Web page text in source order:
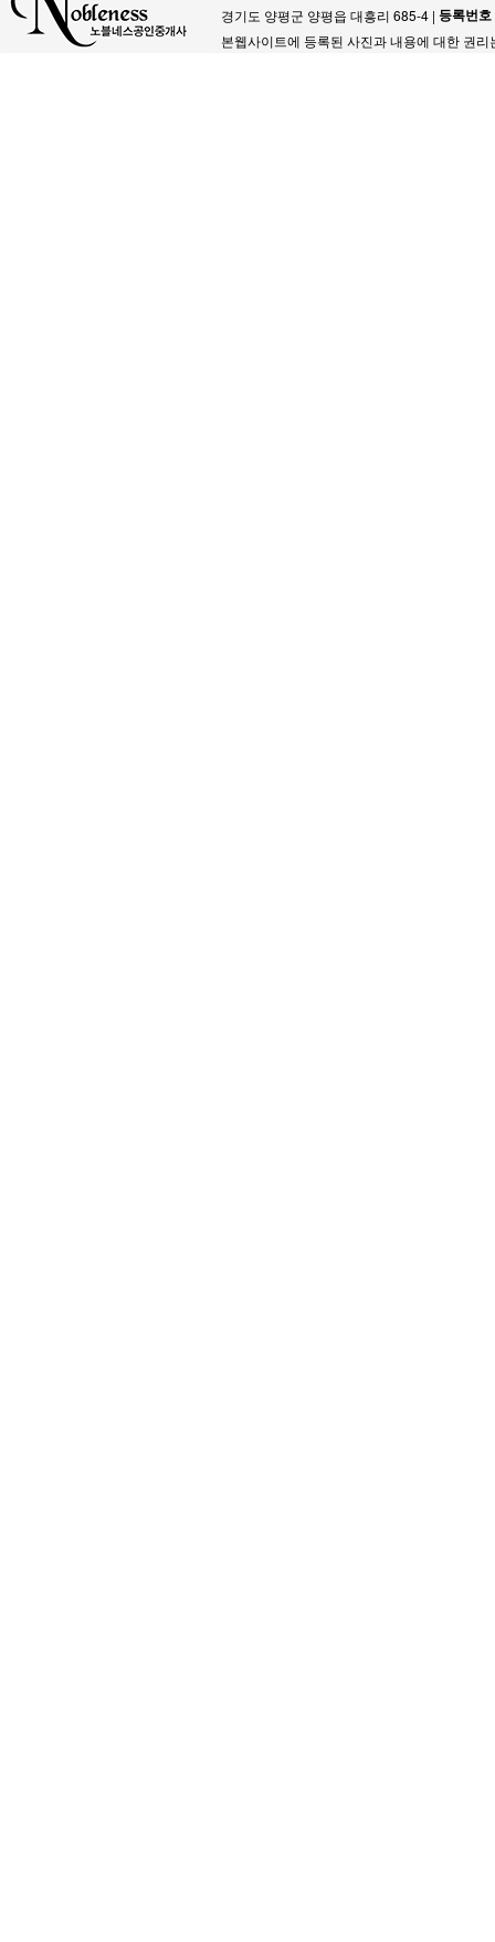
경기도 양평군 양평읍 대흥리 685-4 | 등록번호
본웹사이트에 등록된 사진과 내용에 대한 권